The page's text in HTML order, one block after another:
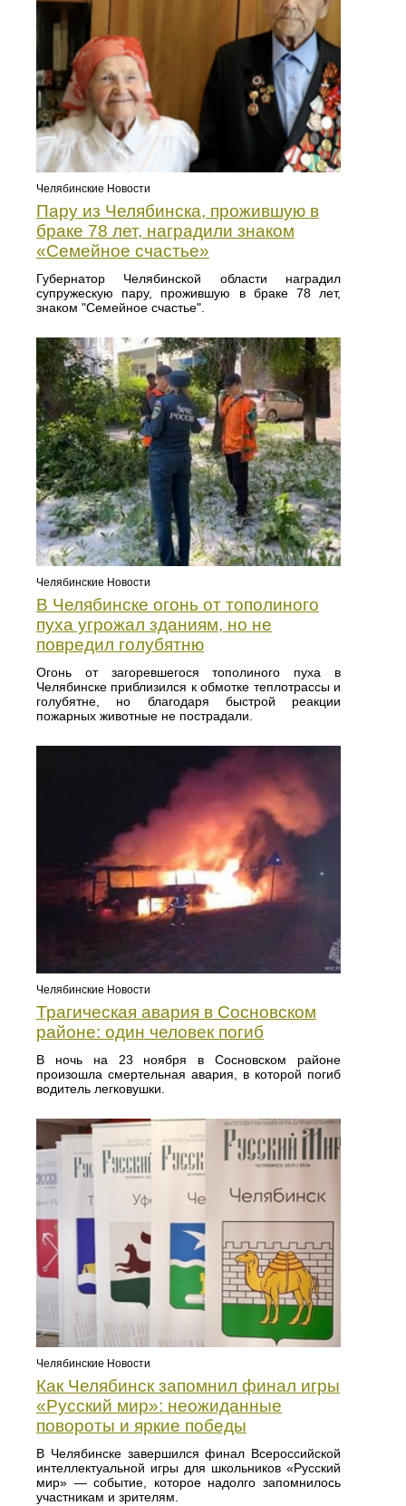
Челябинские Новости
Пару из Челябинска, прожившую в
браке 78 лет, наградили знаком
«Семейное счастье»
Губернатор Челябинской области наградил
супружескую пару, прожившую в браке 78 лет,
знаком "Семейное счастье".
Челябинские Новости
В Челябинске огонь от тополиного
пуха угрожал зданиям, но не
повредил голубятню
Огонь от загоревшегося тополиного пуха в
Челябинске приблизился к обмотке теплотрассы и
голубятне, но благодаря быстрой реакции
пожарных животные не пострадали.
Челябинские Новости
Трагическая авария в Сосновском
районе: один человек погиб
В ночь на 23 ноября в Сосновском районе
произошла смертельная авария, в которой погиб
водитель легковушки.
Челябинские Новости
Как Челябинск запомнил финал игры
«Русский мир»: неожиданные
повороты и яркие победы
В Челябинске завершился финал Всероссийской
интеллектуальной игры для школьников «Русский
мир» — событие, которое надолго запомнилось
участникам и зрителям.